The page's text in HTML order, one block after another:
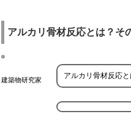
アルカリ骨材反応とは？そ
建築物研究家 アルカリ骨材反応